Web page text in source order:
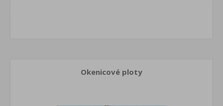
Okenicové ploty